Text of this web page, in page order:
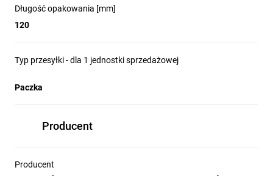
Długość opakowania [mm]
120
Typ przesyłki - dla 1 jednostki sprzedażowej
Paczka
Producent
Producent